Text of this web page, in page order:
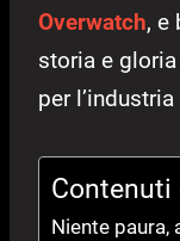
Overwatch, e
storia e
per
Niente paura,